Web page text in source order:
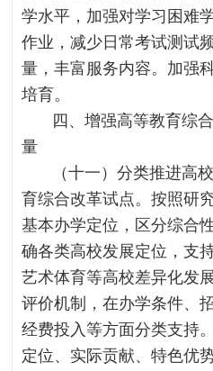
学水平，加强对学习困难
作业，减少日常考试测试
量，丰富服务内容。加强
培育。
四、增强高等教育综
量
（十一）分类推进高
育综合改革试点。按照研
基本办学定位，区分综合
确各类高校发展定位，支
艺术体育等高校差异化发
评价机制，在办学条件、
经费投入等方面分类支持
定位、实际贡献、特色优